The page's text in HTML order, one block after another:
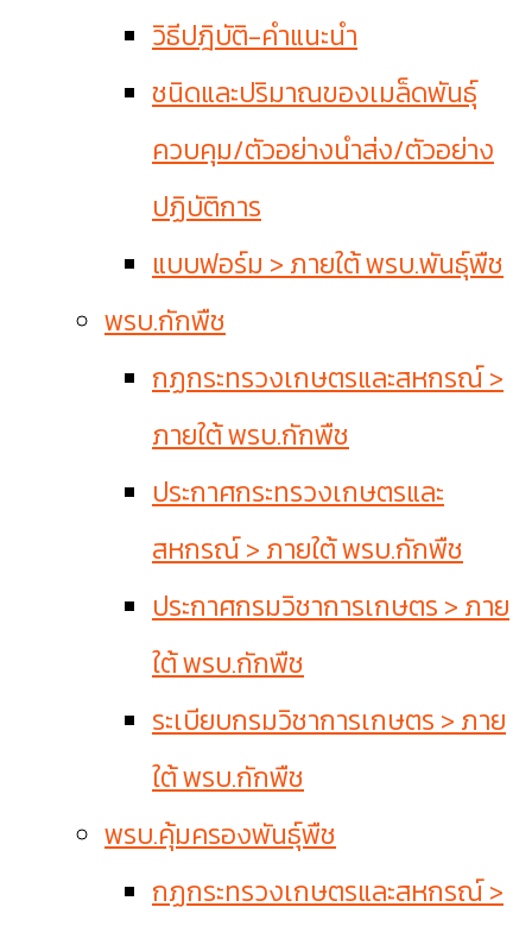
วิธีปฎิบัติ-คำแนะนำ
ชนิดและปริมาณของเมล็ดพันธุ์
ควบคุม/ตัวอย่างนำส่ง/ตัวอย่าง
ปฏิบัติการ
แบบฟอร์ม > ภายใต้ พรบ.พันธุ์พืช
พรบ.กักพืช
กฏกระทรวงเกษตรและสหกรณ์ >
ภายใต้ พรบ.กักพืช
ประกาศกระทรวงเกษตรและ
สหกรณ์ > ภายใต้ พรบ.กักพืช
ประกาศกรมวิชาการเกษตร > ภาย
ใต้ พรบ.กักพืช
ระเบียบกรมวิชาการเกษตร > ภาย
ใต้ พรบ.กักพืช
พรบ.คุ้มครองพันธุ์พืช
กฏกระทรวงเกษตรและสหกรณ์ >